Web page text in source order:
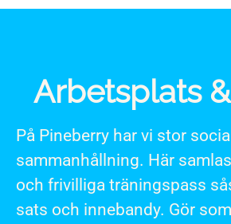
Arbetsplats
På Pineberry har vi stor social
sammanhållning. Här
och frivilliga träningspass
sats och innebandy. Gör